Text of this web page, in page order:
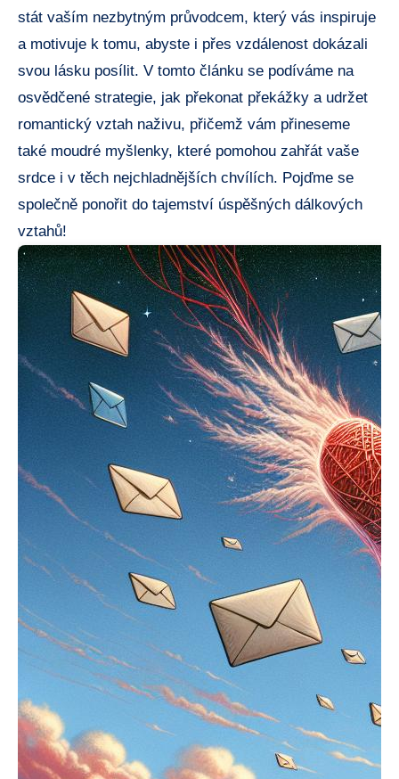
stát vaším nezbytným průvodcem, který vás inspiruje
a motivuje k tomu, abyste i přes vzdálenost dokázali
svou lásku posílit. V tomto článku se podíváme na
osvědčené strategie, jak překonat překážky a udržet
romantický vztah naživu, přičemž vám přineseme
také moudré myšlenky, které pomohou zahřát vaše
srdce i v těch nejchladnějších chvílích. Pojďme se
společně ponořit do tajemství úspěšných dálkových
vztahů!